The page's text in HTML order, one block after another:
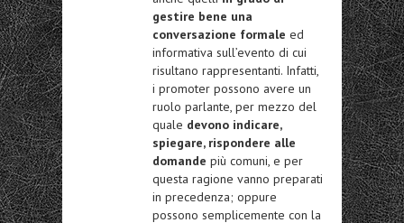
gestire bene una
conversazione formale ed
informativa sull’evento di cui
risultano rappresentanti. Infatti,
i promoter possono avere un
ruolo parlante, per mezzo del
quale devono indicare,
spiegare, rispondere alle
domande più comuni, e per
questa ragione vanno preparati
in precedenza; oppure
possono semplicemente con la